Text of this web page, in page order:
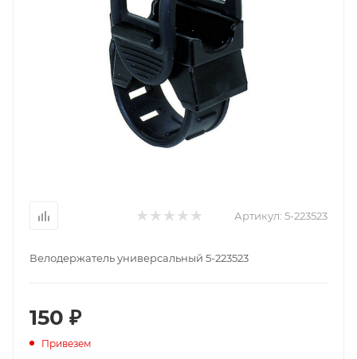
Артикул: 5-223523
Велодержатель универсальный 5-223523
150 ₽
Привезем